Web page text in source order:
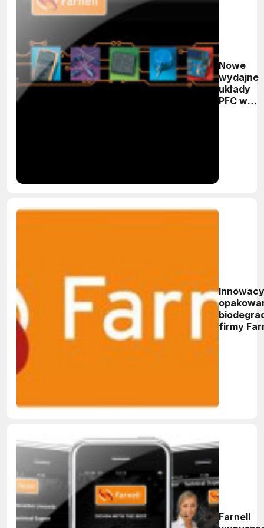
Nowe
wydajne
układy
PFC w
firmy
Farnell